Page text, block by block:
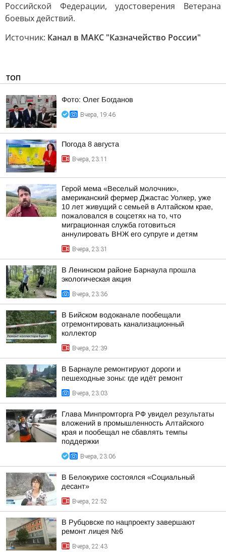
Российской Федерации, удостоверения Ветерана
боевых действий.
Источник: Канал в МАКС "Казначейство России"
ТОП
Фото: Олег Богданов
Вчера, 19:46
Погода 8 августа
Вчера, 23:11
Герой мема «Веселый молочник»,
американский фермер Джастас Уолкер, уже
10 лет живущий с семьей в Алтайском крае,
пожаловался в соцсетях на то, что
миграционная служба готовиться
аннулировать ВНЖ его супруге и детям
Вчера, 23:31
В Ленинском районе Барнаула прошла
экологическая акция
Вчера, 23:36
В Бийском водоканале пообещали
отремонтировать канализационный
коллектор
Вчера, 22:39
В Барнауле ремонтируют дороги и
пешеходные зоны: где идёт ремонт
Вчера, 23:03
Глава Минпромторга РФ увидел результаты
вложений в промышленность Алтайского
края и пообещал не сбавлять темпы
поддержки
Вчера, 23:06
В Белокурихе состоялся «Социальный
десант»
Вчера, 22:52
В Рубцовске по нацпроекту завершают
ремонт лицея №6
Вчера, 22:43